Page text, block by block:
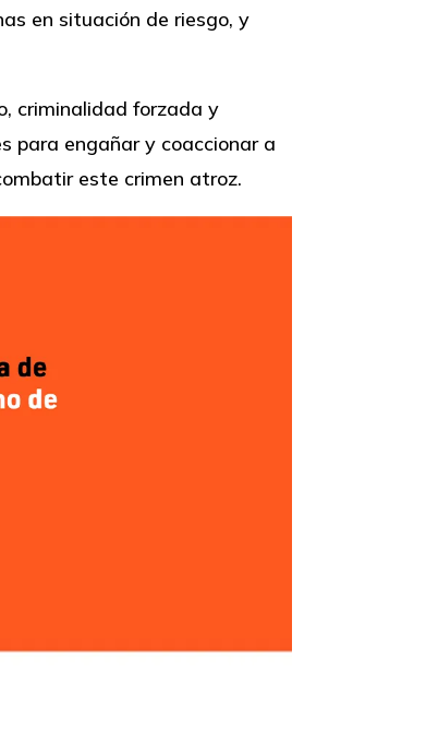
en situación de riesgo, y
criminalidad forzada y
para engañar y coaccionar a
este crimen atroz.